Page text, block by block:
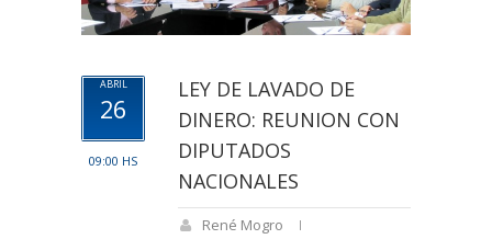
ABRIL
26
09:00 HS
LEY DE LAVADO DE
DINERO: REUNION CON
DIPUTADOS
NACIONALES
René Mogro